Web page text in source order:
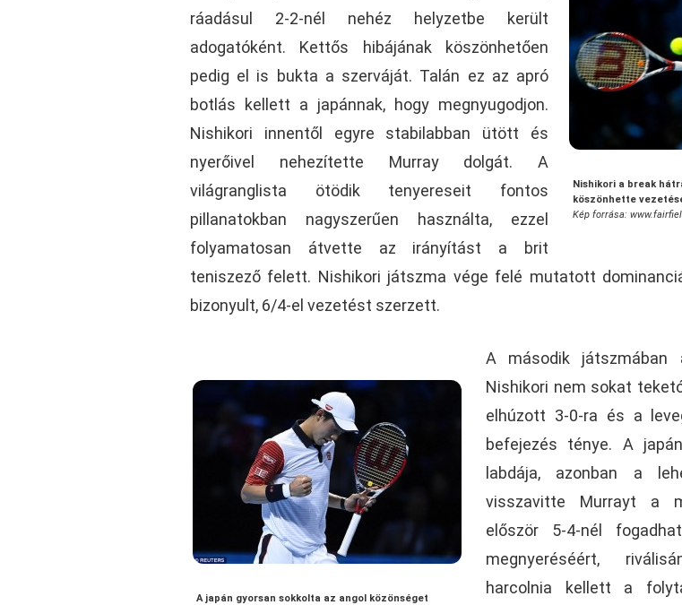
Nishikori a break
köszönhette
Kép forrása:
ráadásul 2-2-nél nehéz helyzetbe került
adogatóként. Kettős hibájának köszönhetően
pedig el is bukta a szerváját. Talán ez az apró
botlás kellett a japánnak, hogy megnyugodjon.
Nishikori innentől egyre stabilabban ütött és
nyerőivel nehezítette Murray dolgát. A
világranglista ötödik tenyereseit fontos
pillanatokban nagyszerűen használta, ezzel
folyamatosan átvette az irányítást a brit
teniszező felett. Nishikori játszma vége felé mutatott
bizonyult, 6/4-el vezetést szerzett.
A japán gyorsan sokkolta az angol közönséget
A második játszmában
Nishikori nem sokat
elhúzott 3-0-ra és a
befejezés ténye. A
labdája, azonban a
visszavitte Murrayt a
először 5-4-nél
megnyeréséért,
harcolnia kellett a